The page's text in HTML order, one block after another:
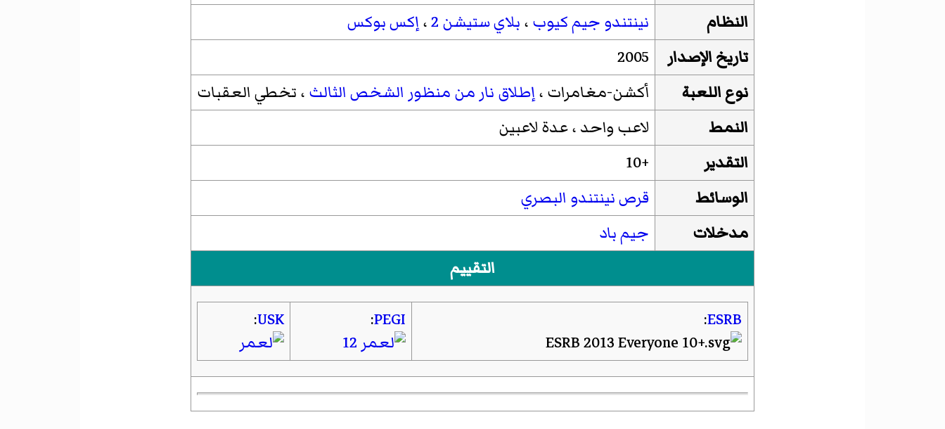
النظام
نينتندو جيم كيوب ، بلاي ستيشن 2 ،إكس بوكس
تاریخ الإصدار
2005
نوع اللعبة
أكشن-مغامرات ،إطلاق نار من منظور الشخص الثالث ، تخطي العقبات
النمط
لاعب واحد ، عدة لاعبين
التقدير
+10
الوسائط
قرص نينتندو البصري
مدخلات
جيم باد
التقييم
ESRB
:
PEGI
:
USK
: